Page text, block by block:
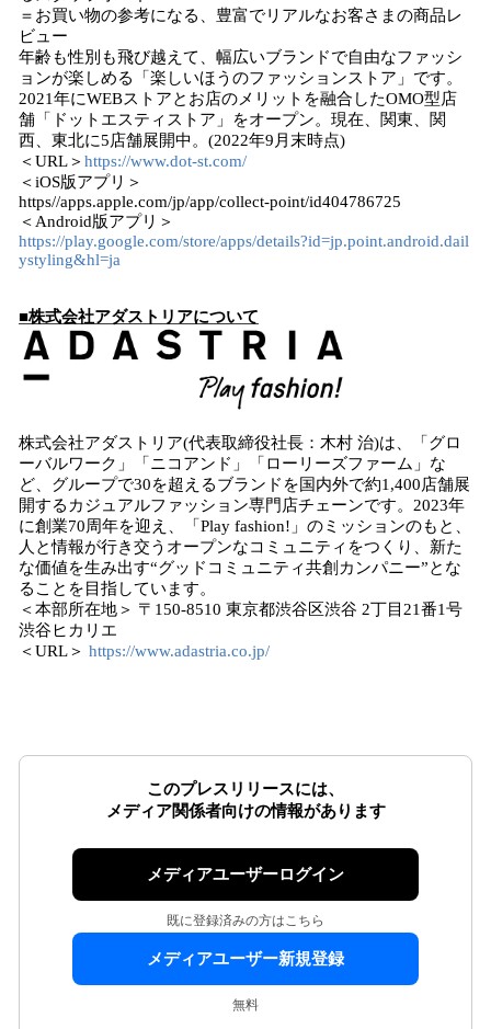
＝お買い物の参考になる、豊富でリアルなお客さまの商品レ
ビュー
年齢も性別も飛び越えて、幅広いブランドで自由なファッシ
ョンが楽しめる「楽しいほうのファッションストア」です。
2021年にWEBストアとお店のメリットを融合したOMO型店
舗「ドットエスティストア」をオープン。現在、関東、関
西、東北に5店舗展開中。(2022年9月末時点)
＜URL＞ https://www.dot-st.com/
＜iOS版アプリ＞
https//apps.apple.com/jp/app/collect-point/id404786725
＜Android版アプリ＞
https://play.google.com/store/apps/details?id=jp.point.android.dail
ystyling&hl=ja
■株式会社アダストリアについて
株式会社アダストリア(代表取締役社長：木村 治)は、「グロ
ーバルワーク」「ニコアンド」「ローリーズファーム」な
ど、グループで30を超えるブランドを国内外で約1,400店舗展
開するカジュアルファッション専門店チェーンです。2023年
に創業70周年を迎え、「Play fashion!」のミッションのもと、
人と情報が行き交うオープンなコミュニティをつくり、新た
な価値を生み出す“グッドコミュニティ共創カンパニー”とな
ることを目指しています。
＜本部所在地＞ 〒150-8510 東京都渋谷区渋谷 2丁目21番1号
渋谷ヒカリエ
＜URL＞ https://www.adastria.co.jp/
このプレスリリースには、
メディア関係者向けの情報があります
メディアユーザーログイン
既に登録済みの方はこちら
メディアユーザー新規登録
無料